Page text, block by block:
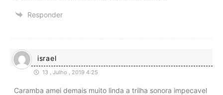
Responder
israel
13 , Julho , 2019 4:25
Caramba amei demais muito linda a trilha sonora impecavel